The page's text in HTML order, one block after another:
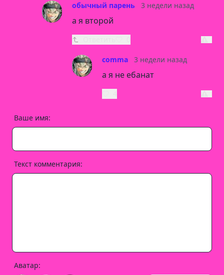
обычный парень 3 недели назад
а я второй
commа 3 недели назад
а я не ебанат
Ваше имя:
Текст комментария:
Аватар: